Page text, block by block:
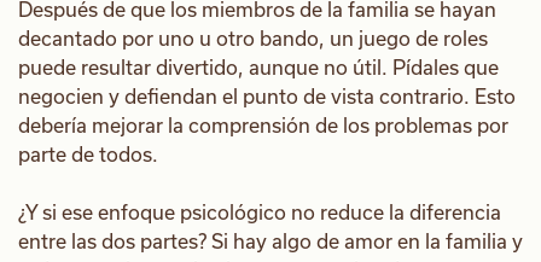
Después de que los miembros de la familia se hayan
decantado por uno u otro bando, un juego de roles
puede resultar divertido, aunque no útil. Pídales que
negocien y defiendan el punto de vista contrario. Esto
debería mejorar la comprensión de los problemas por
parte de todos.
¿Y si ese enfoque psicológico no reduce la diferencia
entre las dos partes? Si hay algo de amor en la familia y